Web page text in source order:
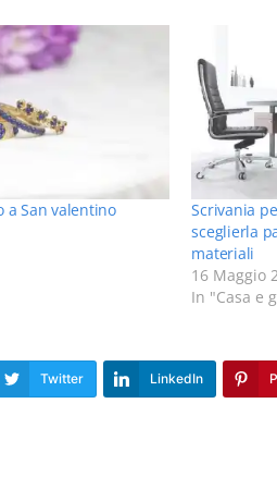
a San valentino
Scrivania
sceglierla
materiali
16 Maggio
In "Casa e
Twitter LinkedIn